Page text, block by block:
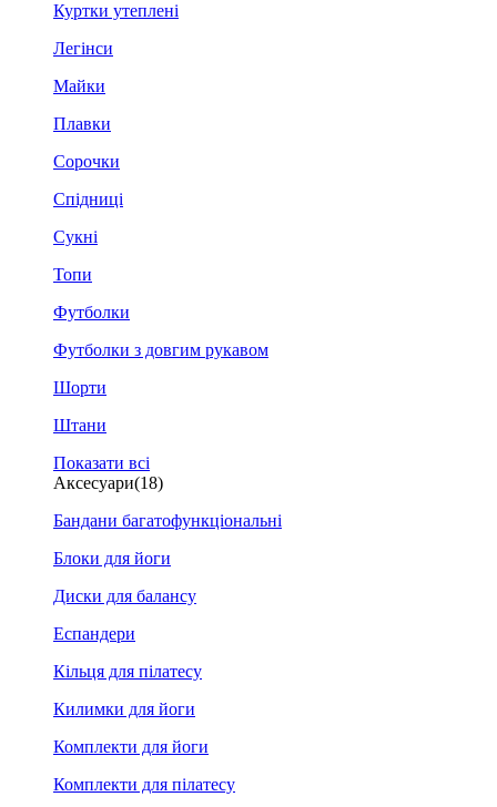
Куртки утеплені
Легінси
Майки
Плавки
Сорочки
Спідниці
Сукні
Топи
Футболки
Футболки з довгим рукавом
Шорти
Штани
Показати всі
Аксесуари(18)
Бандани багатофункціональні
Блоки для йоги
Диски для балансу
Еспандери
Кільця для пілатесу
Килимки для йоги
Комплекти для йоги
Комплекти для пілатесу